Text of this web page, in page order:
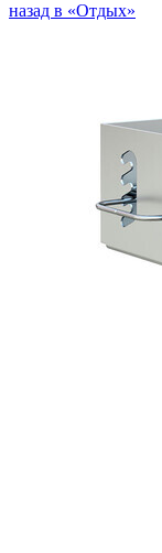
назад в «Отдых»